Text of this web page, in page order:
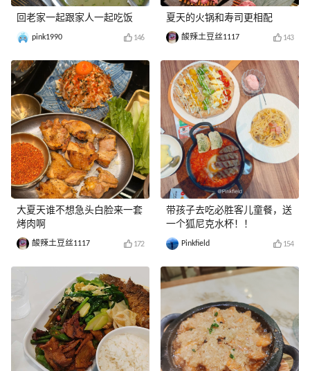
回老家一起跟家人一起吃饭
pink1990 146
大夏天谁不想急头白脸来一套
烤肉啊
酸辣土豆丝1117 172
夏天的火锅和寿司更相配
酸辣土豆丝1117 143
带孩子去吃必胜客儿童餐，送
一个狐尼克水杯！！
Pinkfield 154